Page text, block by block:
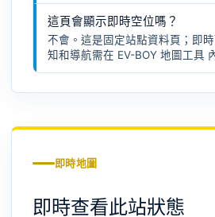
這頁會顯示即時空位嗎？
不會。這是固定站點資料頁；即
知和導航需在 EV-BOY 地圖工具
即時地圖
即時查看此站狀態